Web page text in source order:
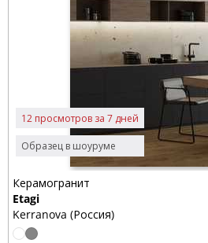
Образец в шоуруме
12 просмотров за 7 дней
Керамогранит
Etagi
Kerranova (Россия)